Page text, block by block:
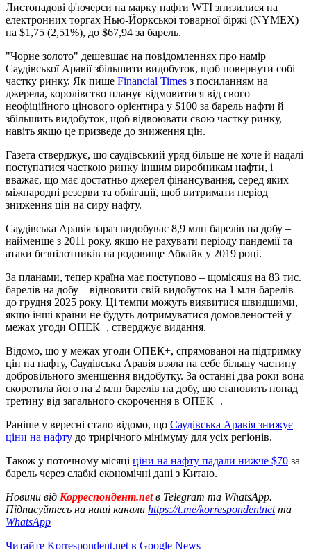
Листопадові ф'ючерси на марку нафти WTI знизилися на
електронних торгах Нью-Йоркської товарної біржі (NYMEX)
на $1,75 (2,51%), до $67,94 за барель.
"Чорне золото" дешевшає на повідомленнях про намір
Саудівської Аравії збільшити видобуток, щоб повернути собі
частку ринку. Як пише Financial Times з посиланням на
джерела, королівство планує відмовитися від свого
неофіційного цінового орієнтира у $100 за барель нафти й
збільшить видобуток, щоб відвоювати свою частку ринку,
навіть якщо це призведе до зниження цін.
Газета стверджує, що саудівський уряд більше не хоче й надалі
поступатися часткою ринку іншим виробникам нафти, і
вважає, що має достатньо джерел фінансування, серед яких
міжнародні резерви та облігації, щоб витримати період
зниження цін на сиру нафту.
Саудівська Аравія зараз видобуває 8,9 млн барелів на добу –
найменше з 2011 року, якщо не рахувати періоду пандемії та
атаки безпілотників на родовище Абкайк у 2019 році.
За планами, тепер країна має поступово – щомісяця на 83 тис.
барелів на добу – відновити свій видобуток на 1 млн барелів
до грудня 2025 року. Ці темпи можуть виявитися швидшими,
якщо інші країни не будуть дотримуватися домовленостей у
межах угоди ОПЕК+, стверджує видання.
Відомо, що у межах угоди ОПЕК+, спрямованої на підтримку
цін на нафту, Саудівська Аравія взяла на себе більшу частину
добровільного зменшення видобутку. За останні два роки вона
скоротила його на 2 млн барелів на добу, що становить понад
третину від загального скорочення в ОПЕК+.
Раніше у вересні стало відомо, що Саудівська Аравія знижує
ціни на нафту до трирічного мінімуму для усіх регіонів.
Також у поточному місяці ціни на нафту падали нижче $70 за
барель через слабкі економічні дані з Китаю.
Новини від Корреспондент.netв Telegram та WhatsApp.
Підписуйтесь на наші канали https://t.me/korrespondentnetта
WhatsApp
Читайте Korrespondent.net в Google News